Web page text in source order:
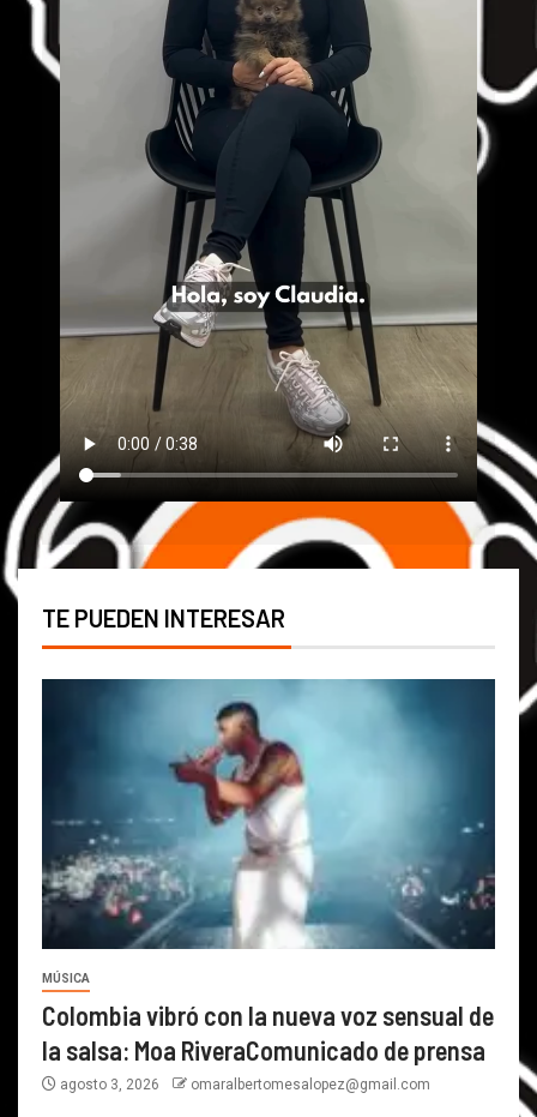
TE PUEDEN INTERESAR
MÚSICA
Colombia vibró con la nueva voz sensual de
la salsa: Moa RiveraComunicado de prensa
agosto 3, 2026 omaralbertomesalopez@gmail.com